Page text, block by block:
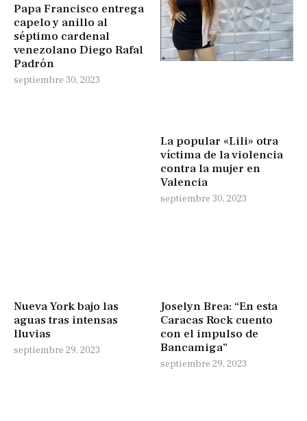
Papa Francisco entrega
capelo y anillo al
séptimo cardenal
venezolano Diego Rafal
Padrón
septiembre 30, 2023
La popular «Lili» otra
víctima de la violencia
contra la mujer en
Valencia
septiembre 30, 2023
Nueva York bajo las
aguas tras intensas
lluvias
septiembre 29, 2023
Joselyn Brea: “En esta
Caracas Rock cuento
con el impulso de
Bancamiga”
septiembre 29, 2023